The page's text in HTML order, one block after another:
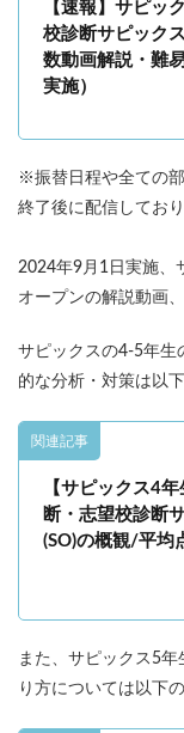
【速報】サピッ
校診断サピック
数動画解説・難
実施）
※振替日程や全ての
終了後に配信しており
2024年9月1日実施、
オープンの解説動画
サピックスの4-5年生
的な分析・対策は以
関連記事
【サピックス4
断・志望校診断
(SO)の概観/平均
また、サピックス5年
り方については以下
解体新書
学習相談への回
各No(ナンバー)
サピックスオー
四谷大塚公開組
四谷大塚志望校
TopGun特訓